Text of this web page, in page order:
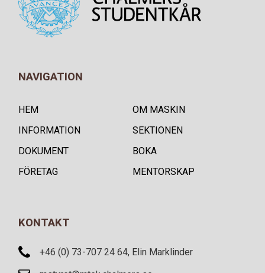
NAVIGATION
HEM
OM MASKIN
INFORMATION
SEKTIONEN
DOKUMENT
BOKA
FÖRETAG
MENTORSKAP
KONTAKT
+46 (0) 73-707 24 64, Elin Marklinder